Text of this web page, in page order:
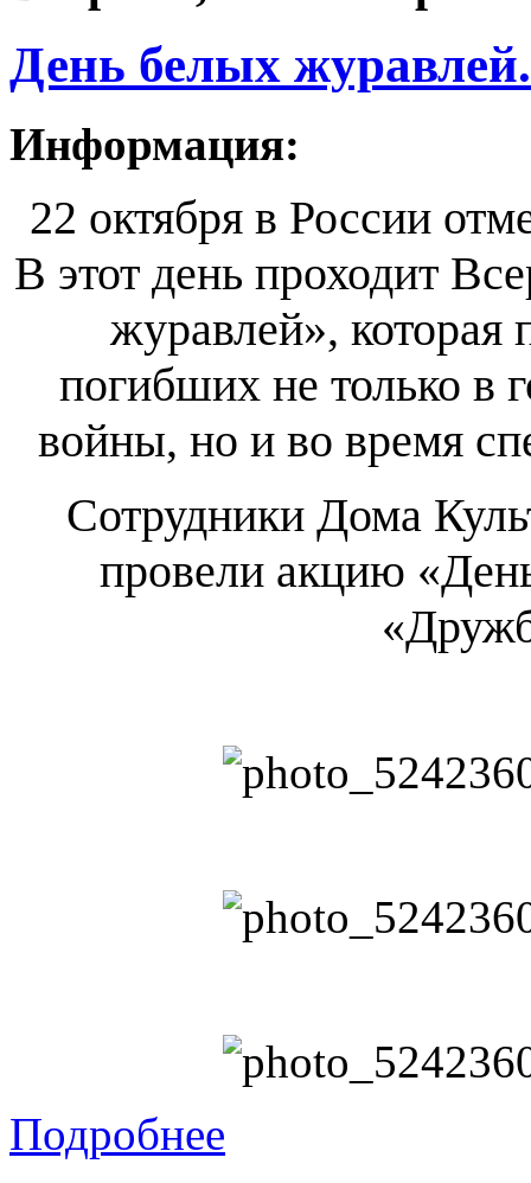
День белых журавлей.
Информация:
22 октября в России
В этот день проходит
журавлей», которая
погибших не только в
войны, но и во время
Сотрудники Дома
провели акцию
Подробнее